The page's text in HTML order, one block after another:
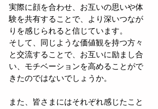
実際に顔を合わせ、お互いの思いや体
験を共有することで、より深いつなが
りを感じられると信じています。
そして、同じような価値観を持つ方々
と交流することで、お互いに励まし合
い、モチベーションを高めることがで
きたのではないでしょうか。
また、皆さまにはそれぞれ感じたこと